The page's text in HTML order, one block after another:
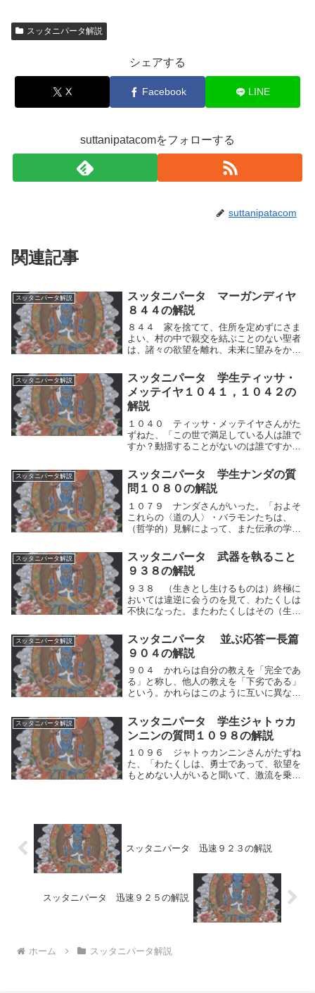
スッタニパータ解説
シェアする
X Facebook LINE
suttanipatacomをフォローする
suttanipatacom
関連記事
スッタニパータ解説
スッタニパータ マーガンディヤ
８４４の解説
８４４ 家を捨てて、住所を定めずにさま
よい、村の中で親交を結ぶことのない聖者
は、諸々の欲望を離れ、未来に望みをかけ
論をしてはならない。気づきを糧にし、家
を捨てて、住所を定めずにさまよい、村の
中で親交を結...
スッタニパータ解説
スッタニパータ 学生ティッサ・
メッテイヤ１０４１，１０４２の
解説
１０４０ ティッサ・メッテイヤさんがた
ずねた、「この世で満足している人は誰で
すか？動揺することがないのは誰ですか？
極端にも）中間にも汚されない、聡明な人
は誰ですか？あなたは誰を〈偉大な人〉と
呼ばれますか...
スッタニパータ解説
スッタニパータ 学生ナンダの質
問１０８０の解説
１０７９ ナンダさんがいった。「およそ
これらの〈道の人〉・バラモンたちは、
（哲学的）見解によって、また伝承の学問
律や誓いを守ることによっても清浄になれ
ると言います。そのほか種々のしかたで清
浄になれるとも...
スッタニパータ解説
スッタニパータ 武器を執ること
９３８の解説
９３８ （生きとし生けるものは）終極に
おいては違逆に会うのを見て、わたくしは
不快になった。またわたくしはその（生け
が潜（ひそ）んでいるのを見た。生きとし
生けるものは死ぬ間際においては逆さづり
になるような...
スッタニパータ解説
スッタニパータ 並ぶ応答ー長篇
９０４の解説
９０４ かれらは自分の教えを「完全であ
る」と称し、他人の教えを「下劣である」
という。かれらはこのように互いに異なっ
仮説を「真理である」と説く。かれらは自
分の教えを「完全である」と称し、他人の
教えを「下劣...
スッタニパータ解説
スッタニパータ 学生ジャトゥカ
ンニンの質問１０９８の解説
１０９６ ジャトゥカンニンさんがたずね
た、「わたくしは、勇士であって、欲望を
もとめない人がいると聞いて、激流を乗り
スッタニパータ 迅速９２３の解説
スッタニパータ 迅速９２５の解説
ホーム スッタニパータ解説